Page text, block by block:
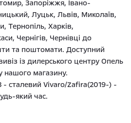
Запоріжжя, Івано-
Луцьк, Львів, Миколаїв,
Тернопіль, Харків,
Чернігів, Чернівці до
та поштомати. Доступний
із дилерського центру Опель
нашого магазину.
- сталевий Vivaro/Zafira(2019-) -
який час.